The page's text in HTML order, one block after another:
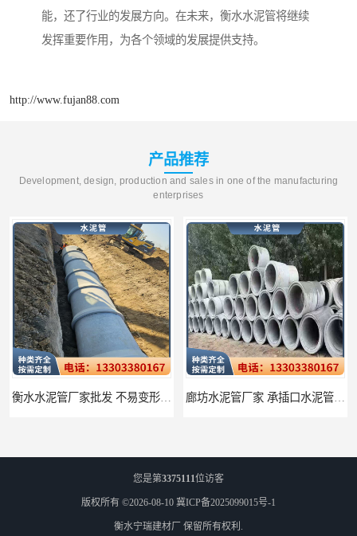
能，还了行业的发展方向。在未来，衡水水泥管将继续
发挥重要作用，为各个领域的发展提供支持。
http://www.fujan88.com
产品推荐
Development, design, production and sales in one of the manufacturing
enterprises
您是第3375111位访客
版权所有 ©2026-08-10 冀ICP备2025099015号-1
衡水宁瑞建材厂 保留所有权利.